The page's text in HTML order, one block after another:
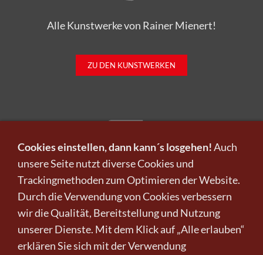
Alle Kunstwerke von Rainer Mienert!
ZU DEN KUNSTWERKEN
Infos zu Verkauf und Versand!
KUNST KAUFEN BEI CRELALA
Cookies einstellen, dann kann´s losgehen!Auch
unsere Seite nutzt diverse Cookies und
Trackingmethoden zum Optimieren der Website.
Durch die Verwendung von Cookies verbessern
wir die Qualität, Bereitstellung und Nutzung
unserer Dienste. Mit dem Klick auf „Alle erlauben“
erklären Sie sich mit der Verwendung